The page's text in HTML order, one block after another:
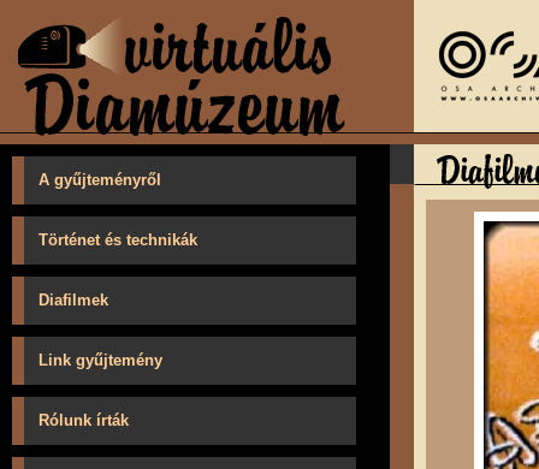
A gyűjteményről
Történet és technikák
Diafilmek
Link gyűjtemény
Rólunk írták